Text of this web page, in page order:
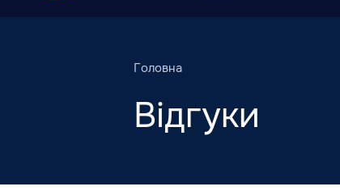
Головна
Відгуки